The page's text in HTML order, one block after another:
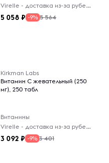
Virelle - доставка из-за рубежа
5 058 -9% 5 564
Kirkman Labs
Витамин C жевательный (250
мг), 250 табл
Витамины
Virelle - доставка из-за рубежа
3 092 -9% 3 401